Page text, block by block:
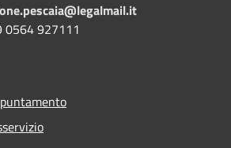
0564 927111